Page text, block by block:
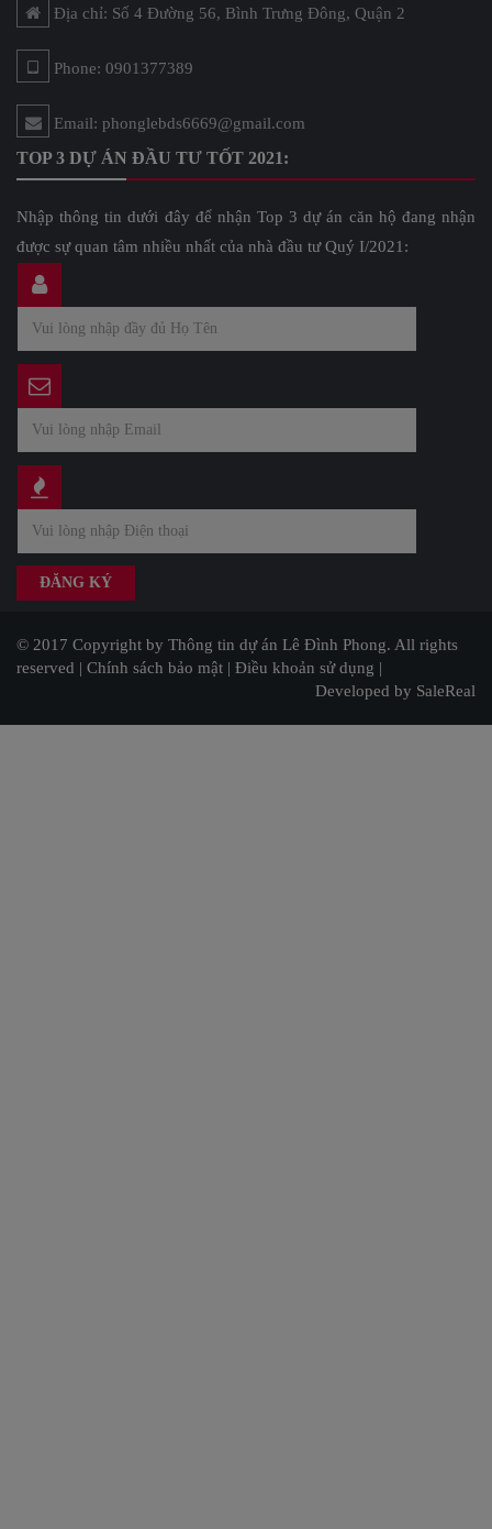
Địa chỉ: Số 4 Đường 56, Bình Trưng Đông, Quận 2
Phone: 0901377389
Email: phonglebds6669@gmail.com
TOP 3 DỰ ÁN ĐẦU TƯ TỐT 2021:
Nhập thông tin dưới đây để nhận Top 3 dự án căn hộ đang nhận
được sự quan tâm nhiều nhất của nhà đầu tư Quý I/2021:
© 2017 Copyright by Thông tin dự án Lê Đình Phong. All rights
reserved | Chính sách bảo mật | Điều khoản sử dụng |
Developed by SaleReal